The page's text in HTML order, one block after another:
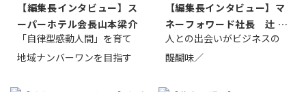
【編集長インタビュー】ス
ーパーホテル会長山本梁介
「自律型感動人間」を育て
地域ナンバーワンを目指す
【編集長インタビュー】マ
ネーフォワード社長 辻 庸
介
人との出会いがビジネスの
醍醐味／